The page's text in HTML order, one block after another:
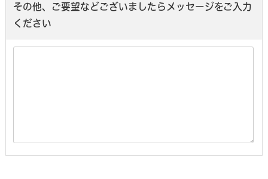
その他、ご要望などございましたら メッセージをご入力
ください